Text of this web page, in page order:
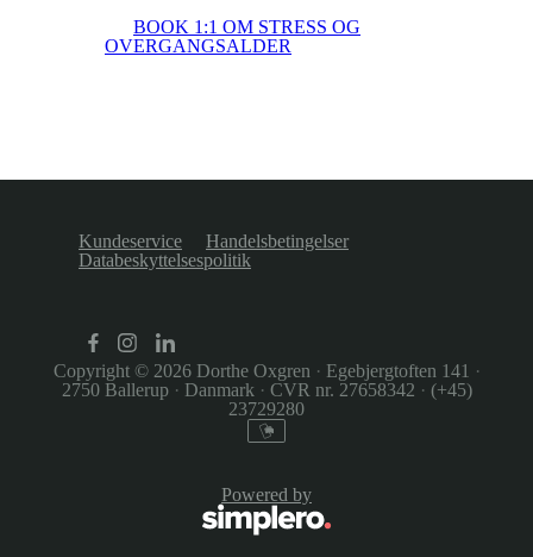
BOOK 1:1 OM STRESS OG
OVERGANGSALDER
Kundeservice
Handelsbetingelser
Databeskyttelsespolitik
Copyright © 2026 Dorthe Oxgren · Egebjergtoften 141 ·
2750 Ballerup · Danmark · CVR nr. 27658342 · (+45)
23729280
Powered by